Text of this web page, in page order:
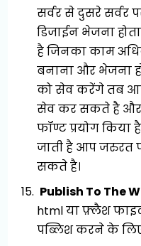
सर्वर से दुसरे सर्वर
डिजाईन भेजना
है जिनका काम
बनाना और भेजना
को सेव करेंगे तब
सेव कर सकते है और
फॉण्ट प्रयोग किया
जाती है आप जरुरत
सकते है।
Publish To The
html या फ़्लैश
पब्लिश करने के लिए